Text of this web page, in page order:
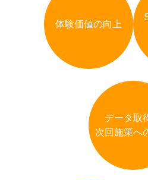
体験価値の向上
データ取
次回施策へ